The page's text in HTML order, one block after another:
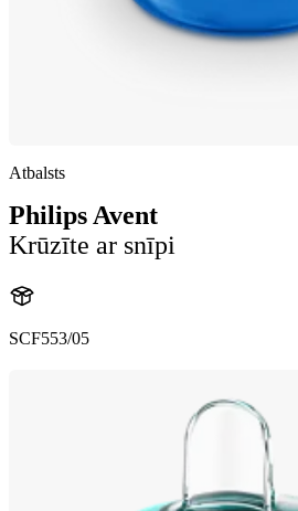
Atbalsts
Philips Avent
Krūzīte ar snīpi
SCF553/05